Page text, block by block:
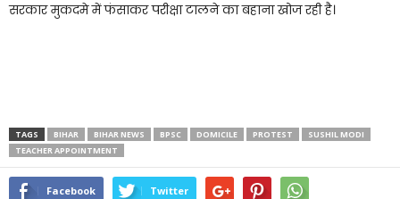
सरकार मुकदमे में फंसाकर परीक्षा टालने का बहाना खोज रही है।
TAGS BIHAR BIHAR NEWS BPSC DOMICILE PROTEST
SUSHIL MODI
TEACHER APPOINTMENT
Facebook Twitter